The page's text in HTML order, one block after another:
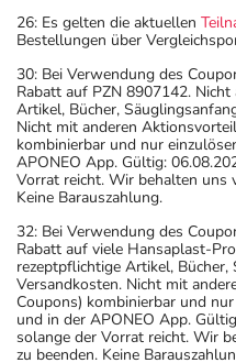
26: Es gelten die aktuellen
Bestellungen über
30: Bei Verwendung des
Rabatt auf PZN 8907142.
Artikel, Bücher,
Nicht mit anderen
kombinierbar und nur
APONEO App. Gültig:
Vorrat reicht. Wir behalten uns
Keine Barauszahlung.
32: Bei Verwendung des
Rabatt auf viele Hansaplast-
rezeptpflichtige Artikel,
Versandkosten. Nicht mit
Coupons) kombinierbar und
und in der APONEO App.
solange der Vorrat reicht. Wir
zu beenden. Keine